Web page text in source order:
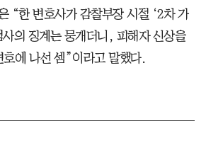
“한 변호사가 감찰부장 시절 ‘2차 가
의 징계는 뭉개더니, 피해자 신상을
에 나선 셈”이라고 말했다.